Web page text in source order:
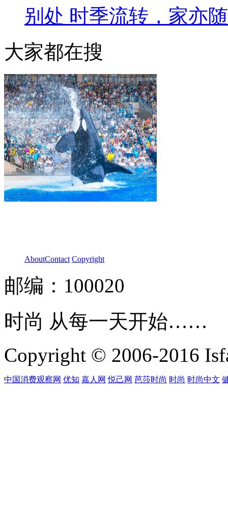
别处 时季流转，家亦
大家都在搜
AboutContact Copyright
邮编：100020
时尚 从每一天开始……
Copyright © 2006-2016
中国消费观察网 优知 嘉人网 悦己网 芭莎时尚 时尚 时尚中文